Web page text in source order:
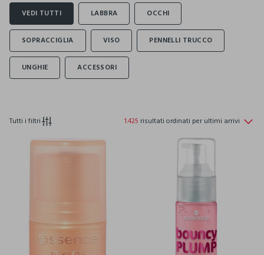
Tutti i filtri 1.425 risultati ordinati per ultimi arrivi